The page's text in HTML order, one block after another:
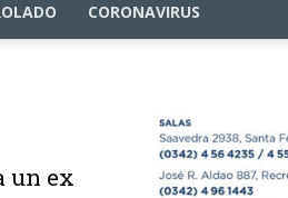
CORONAVIRUS
un ex